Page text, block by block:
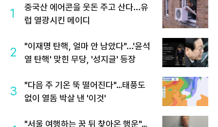
1
중국산 에어콘을 웃돈 주고 산다...유
럽 열광시킨 메이디
2
"이재명 탄핵, 얼마 안 남았다"...'윤석
열 탄핵' 맞힌 무당, '성지글' 등장
3
"다음 주 기온 뚝 떨어진다"…태풍도
없이 열돔 박살 낸 '이것'
"서울 여행하는 꿈 뒤 찾아온 행운"…